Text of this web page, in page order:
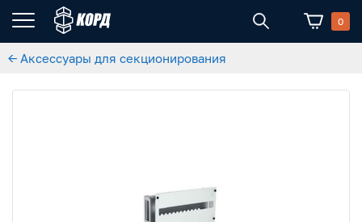
0
← Аксессуары для секционирования